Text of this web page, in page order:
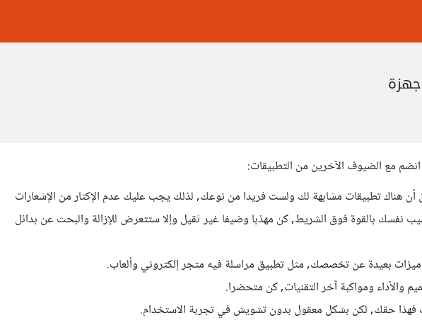
مع الضيوف الآخرين من التطبيقات:
أن هناك تطبيقات مشابهة لك ولست فريدا من نوعك, لذلك يجب عليك عدم الإكثار من الإشعارات
نفسك بالقوة فوق الشريط, كن مهذبا وضيفا غير ثقيل وإلا ستتعرض للإزالة والبحث عن بدائل
بعيدة عن تخصصك, مثل تطبيق مراسلة فيه متجر إلكتروني وألعاب.
والأداء ومواكبة آخر التقنيات, كن متحضرا.
فهذا حقك, لكن بشكل معقول بدون تشويش في تجربة الاستخدام.